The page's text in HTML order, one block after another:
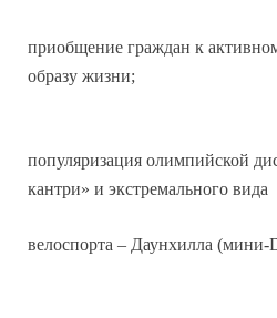
приобщение граждан к
образу жизни;
популяризация олимпийской
кантри» и экстремального вида
велоспорта – Даунхилла (мини-